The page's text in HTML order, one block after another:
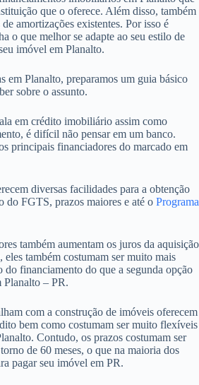
que o oferece. Além disso, também
amortizações existentes. Por isso é
o que melhor se adapte ao seu estilo de
imóvel em Planalto.
em Planalto, preparamos um guia básico
sobre o assunto.
em crédito imobiliário assim como
é difícil não pensar em um banco.
principais financiadores do marcado em
diversas facilidades para a obtenção
do FGTS, prazos maiores e até o Programa
também aumentam os juros da aquisição
também costumam ser muito mais
do financiamento do que a segunda opção
Planalto – PR.
com a construção de imóveis oferecem
bem como costumam ser muito flexíveis
Contudo, os prazos costumam ser
de 60 meses, o que na maioria dos
pagar seu imóvel em PR.